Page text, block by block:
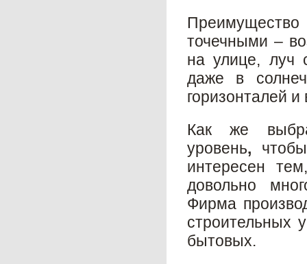
точечными –
на улице, луч
даже в
горизонталей
Как же
уровень,
интересен
довольно
Фирма
строительных
бытовых.